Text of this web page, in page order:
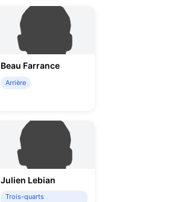
Beau Farrance
Arrière
Julien Lebian
Trois-quarts